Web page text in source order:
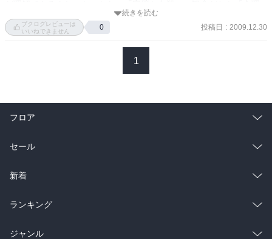
的な大量殺人」だとか。
続きを読む
ブクログレビューは
いいねできません
0 投稿日 : 2009.12.30
1
フロア
総合
ラノベ
雑誌・グラビア
BL・TL
セール
総合
ラノベ
雑誌・グラビア
新着
総合
ラノベ
ランキング
総合
ジャンル